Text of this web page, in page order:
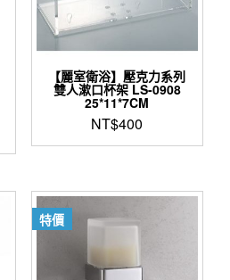
【麗室衛浴】壓克力系列
雙人漱口杯架 LS-0908
25*11*7CM
NT$400
特價